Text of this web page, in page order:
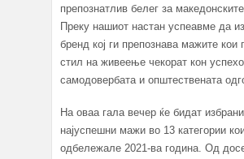
препознатлив белег за
Преку нашиот настан успеавме да
бренд кој ги препознава мажите кои
стил на живеење чекорат кон
самодовербата и општествената
На оваа гала вечер ќе бидат
најуспешни мажи во 13 категории
одбележале 2021-ва година. Од